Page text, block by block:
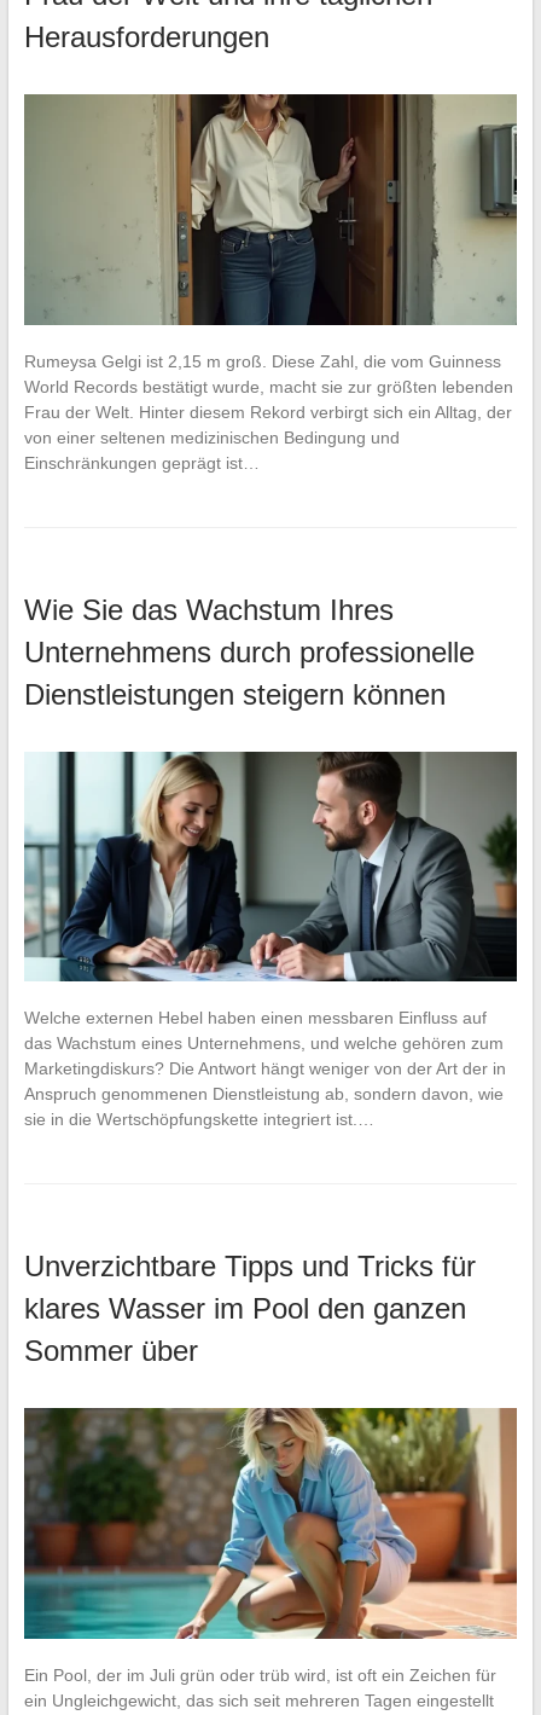
Herausforderungen
Rumeysa Gelgi ist 2,15 m groß. Diese Zahl, die vom Guinness
World Records bestätigt wurde, macht sie zur größten lebenden
Frau der Welt. Hinter diesem Rekord verbirgt sich ein Alltag, der
von einer seltenen medizinischen Bedingung und
Einschränkungen geprägt ist…
Wie Sie das Wachstum Ihres
Unternehmens durch professionelle
Dienstleistungen steigern können
Welche externen Hebel haben einen messbaren Einfluss auf
das Wachstum eines Unternehmens, und welche gehören zum
Marketingdiskurs? Die Antwort hängt weniger von der Art der in
Anspruch genommenen Dienstleistung ab, sondern davon, wie
sie in die Wertschöpfungskette integriert ist.…
Unverzichtbare Tipps und Tricks für
klares Wasser im Pool den ganzen
Sommer über
Ein Pool, der im Juli grün oder trüb wird, ist oft ein Zeichen für
ein Ungleichgewicht, das sich seit mehreren Tagen eingestellt